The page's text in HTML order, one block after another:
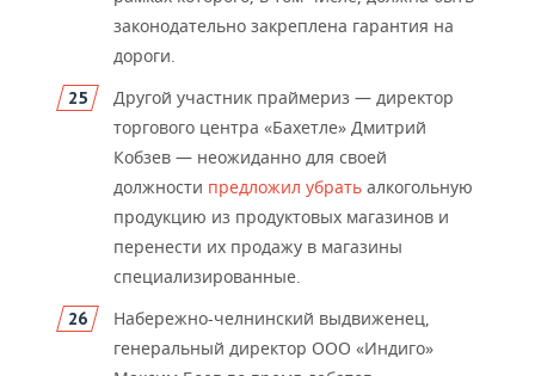
законодательно закреплена гарантия на
дороги.
Другой участник праймериз — директор
торгового центра «Бахетле» Дмитрий
Кобзев — неожиданно для своей
должности предложил убрать алкогольную
продукцию из продуктовых магазинов и
перенести их продажу в магазины
специализированные.
Набережно-челнинский выдвиженец,
генеральный директор ООО «Индиго»